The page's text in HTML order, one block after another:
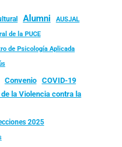
Alumni
AUSJAL
de la PUCE
de Psicología Aplicada
Convenio
COVID-19
la Violencia contra la
2025